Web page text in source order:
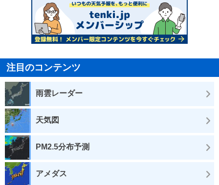
注目のコンテンツ
雨雲レーダー
天気図
PM2.5分布予測
アメダス